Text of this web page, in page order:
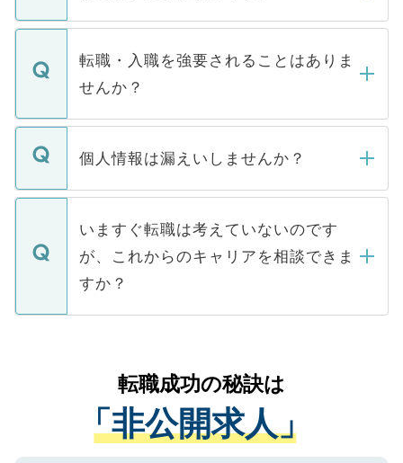
ます。通常、5営業日以内にはご連絡をせて
いただきますので、しばらくお待ちくださ
マイナビDOCTORで取り扱っている求人の
うち約3割は、Webサイトからご覧いただ
けない「非公開求人」です。非公開求人は
下記の理由によって、一般には公開してい
ません。
■応募殺到を避けるため 人気のある医療機
関を公にしてしまうと、応募が殺到する場
に、医療機関が求める条件に合った人材の
みを人材紹介会社に依頼するケースが増え
ています。
転職・入職を強要されることはありま
せんか？
転職・入職を強要することは一切ありませ
ん。また、仮に応募先から内定をいただい
定を承諾する必要はありません。内定先へ
の辞退の連絡はキャリアパートナーが行い
個人情報は漏えいしませんか？
個人情報が漏えいすることはありませんの
で、ご安心ください。当サイトからの登録
などで収集したご登録者様の個人情報は、
ご本人のキャリアアップおよび転職活動の
支援を目的に使用いたします。お預かりし
ているすべての個人データはご本人の許可
は、個人情報の取り扱いについての厳密な
管理基準を満たした事業者のみに付与され
る、プライバシーマークを取得済みです。
いますぐ転職は考えていないのです
が、これからのキャリアを相談できま
すか？
かがいして、現在の医療機関の状況や紹介
経験をまじえながら、適切なアドバイスを
させていただきます。すぐにご転職をされ
ない方には、長期的なサポートが可能です
転職成功の秘訣は
「非公開求人」